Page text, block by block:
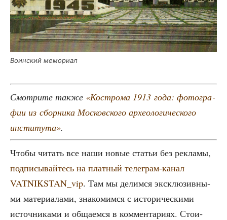
Воин­ский мемориал
Смот­ри­те так­же «Костро­ма 1913 года: фото­гра­
фии из сбор­ни­ка Мос­ков­ско­го архео­ло­ги­че­ско­го
инсти­ту­та».
Что­бы читать все наши новые ста­тьи без рекла­мы,
под­пи­сы­вай­тесь на плат­ный теле­грам-канал
VATNIKSTAN_vip. Там мы делим­ся экс­клю­зив­ны­
ми мате­ри­а­ла­ми, зна­ко­мим­ся с исто­ри­че­ски­ми
источ­ни­ка­ми и обща­ем­ся в ком­мен­та­ри­ях. Сто­и­